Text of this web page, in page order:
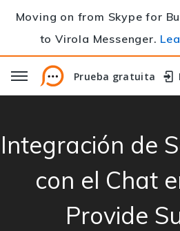
Moving on from Skype for
to Virola Messenger.
Prueba gratuita
Prueba gratuita
Integración de
con el Chat
Provide